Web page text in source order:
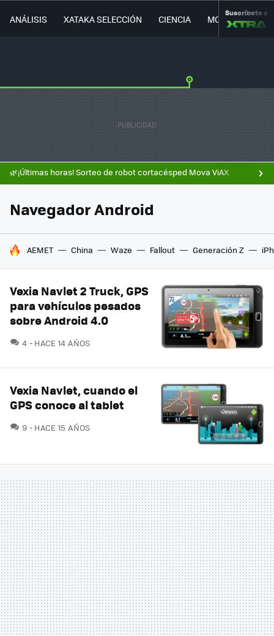
ANÁLISIS XATAKA SELECCIÓN CIENCIA MOVILIDAD
Suscríbete a
🌿¡Últimas horas! Sorteo de robot cortacésped Mova ViAX
Navegador Android
HOY SE HABLA DE
AEMET China Waze Fallout Generación Z
Vexia Navlet 2 Truck, GPS
para vehículos pesados
sobre Android 4.0
4 COMENTARIOS
HACE 14 AÑOS
Vexia Navlet, cuando el
GPS conoce al tablet
9 COMENTARIOS
HACE 15 AÑOS